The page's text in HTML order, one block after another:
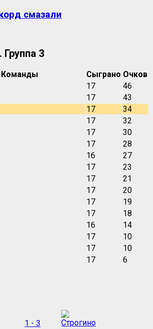
смазали
Группа 3
Команды Сыграно Очков
17
46
17
43
17
34
17
32
17
30
17
28
16
27
17
23
17
21
17
20
17
19
17
18
16
14
17
10
17
10
17 6
1 - 3